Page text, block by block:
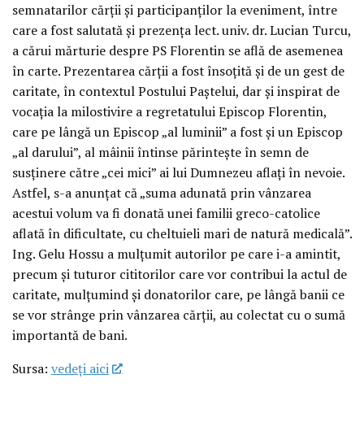
semnatarilor cărții și participanților la eveniment, între
care a fost salutată și prezența lect. univ. dr. Lucian Turcu,
a cărui mărturie despre PS Florentin se află de asemenea
în carte. Prezentarea cărții a fost însoțită și de un gest de
caritate, în contextul Postului Paștelui, dar și inspirat de
vocația la milostivire a regretatului Episcop Florentin,
care pe lângă un Episcop „al luminii” a fost și un Episcop
„al darului”, al mâinii întinse părintește în semn de
susținere către „cei mici” ai lui Dumnezeu aflați în nevoie.
Astfel, s-a anunțat că „suma adunată prin vânzarea
acestui volum va fi donată unei familii greco-catolice
aflată în dificultate, cu cheltuieli mari de natură medicală”.
Ing. Gelu Hossu a mulțumit autorilor pe care i-a amintit,
precum și tuturor cititorilor care vor contribui la actul de
caritate, mulțumind și donatorilor care, pe lângă banii ce
se vor strânge prin vânzarea cărții, au colectat cu o sumă
importantă de bani.
Sursa: vedeţi aici